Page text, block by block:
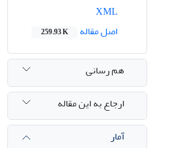
اصل مقاله
259.93 K
هم رسانی
ارجاع به این مقاله
آمار